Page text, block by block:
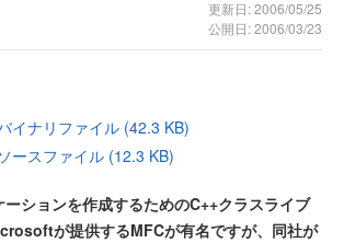
更新日: 2006/05/25
公開日: 2006/03/23
イナリファイル (42.3 KB)
ソースファイル (12.3 KB)
ションを作成するためのC++クラスライブ
が提供するMFCが有名ですが、同社が